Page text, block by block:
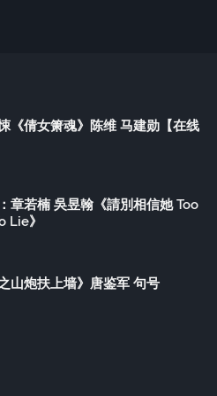
《倩女箫魂》陈维 马建勋【在线
章若楠 吳昱翰《請別相信她 Too
Lie》
山炮扶上墙》唐鉴军 句号